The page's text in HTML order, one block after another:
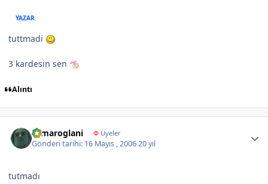
YAZAR
tuttmadi
3 kardesin sen
Alıntı
samaroglani ΦÜyeler
Gönderi tarihi: 16 Mayıs , 200620 yıl
tutmadı